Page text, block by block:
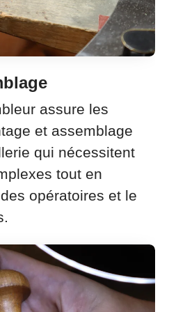
assure les
et assemblage
qui nécessitent
tout en
opératoires et le